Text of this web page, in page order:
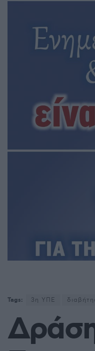
Tags: 3η ΥΠΕ